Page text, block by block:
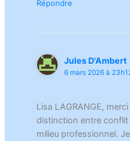
Répondre
Jules D'Ambert
6 mars 2026 à
Lisa LAGRANGE,
distinction entre
milieu professionnel.